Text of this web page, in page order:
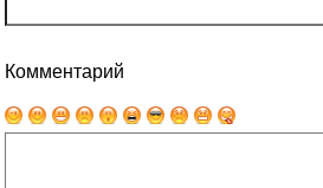
Комментарий